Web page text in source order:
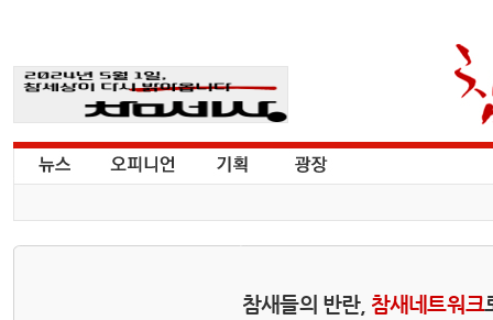
참새들의 반란, 참새네트워크